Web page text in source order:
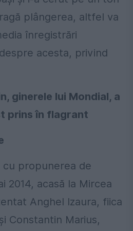
plângerea, altfel va
înregistrări
acesta, privind
ginerele lui Mondial, a
prins în flagrant
propunerea de
2014, acasă la Mircea
Anghel Izaura, fiica
Constantin Marius,